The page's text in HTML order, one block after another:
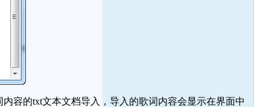
容的txt文本文档导入，导入的歌词内容会显示在界面中